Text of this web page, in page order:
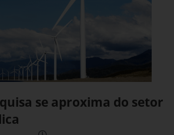
se aproxima do setor